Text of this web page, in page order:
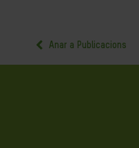
Anar a Publicacions